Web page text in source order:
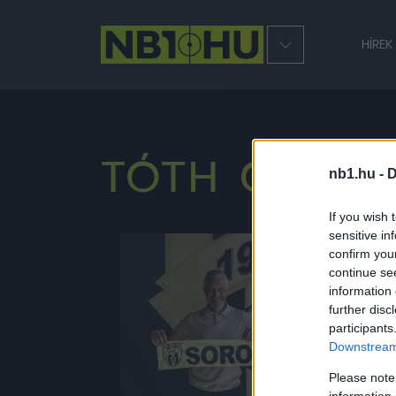
nb1.hu -
If you wish
sensitive
confirm
continue
information
further
Please
HÍREK
TÓTH
Hírek